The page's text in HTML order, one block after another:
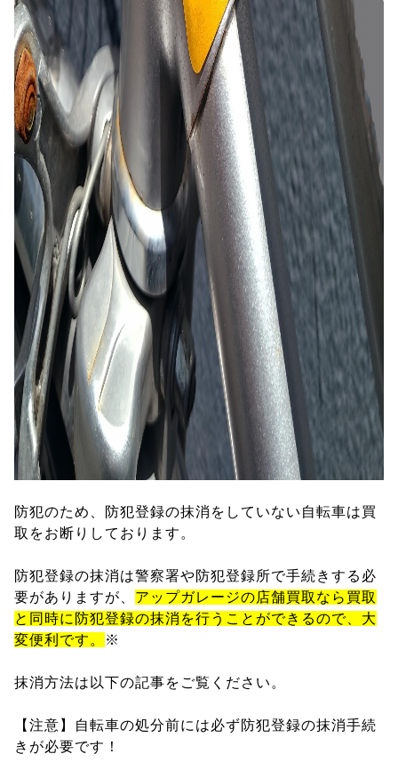
防犯のため、防犯登録の抹消をしていない自転車は買
取をお断りしております。
防犯登録の抹消は警察署や防犯登録所で手続きする必
要がありますが、 アップガレージの店舗買取なら買取
と同時に防犯登録の抹消を行うことができるので、大
変便利です。
※
抹消方法は以下の記事をご覧ください。
【注意】自転車の処分前には必ず防犯登録の抹消手続
きが必要です！